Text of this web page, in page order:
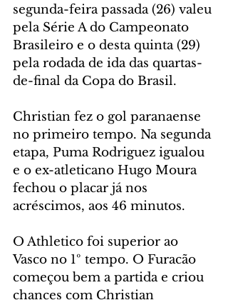
segunda-feira passada (26) valeu
pela Série A do Campeonato
Brasileiro e o desta quinta (29)
pela rodada de ida das quartas-
de-final da Copa do Brasil.
Christian fez o gol paranaense
no primeiro tempo. Na segunda
etapa, Puma Rodriguez igualou
e o ex-atleticano Hugo Moura
fechou o placar já nos
acréscimos, aos 46 minutos.
O Athletico foi superior ao
Vasco no 1º tempo. O Furacão
começou bem a partida e criou
chances com Christian